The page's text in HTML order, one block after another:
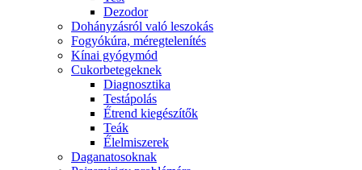
Dezodor
Dohányzásról való leszokás
Fogyókúra, méregtelenítés
Kínai gyógymód
Cukorbetegeknek
Diagnosztika
Testápolás
É́trend kiegészítők
Teák
É́lelmiszerek
Daganatosoknak